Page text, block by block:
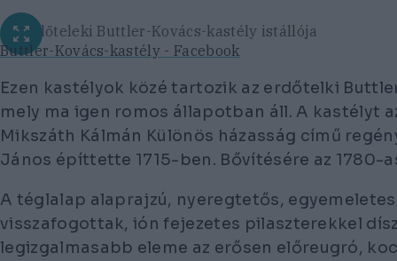
Az erdőteleki Buttler-Kovács-kastély istállója
Buttler-Kovács-kastély - Facebook
Ezen kastélyok közé tartozik az erdőtelki
mely ma igen romos állapotban áll. A kastélyt
Mikszáth Kálmán Különös házasság című
János építtette 1715-ben. Bővítésére az 1780-
A téglalap alaprajzú, nyeregtetős,
visszafogottak, ión fejezetes pilaszterekkel
legizgalmasabb eleme az erősen előreugró,